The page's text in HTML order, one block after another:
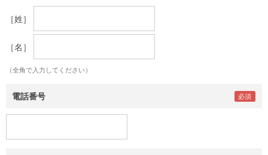
［姓］
［名］
（全角で入力してください）
電話番号